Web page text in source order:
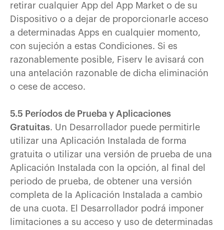
retirar cualquier App del App Market o de su
Dispositivo o a dejar de proporcionarle acceso
a determinadas Apps en cualquier momento,
con sujeción a estas Condiciones. Si es
razonablemente posible, Fiserv le avisará con
una antelación razonable de dicha eliminación
o cese de acceso.
5.5 Períodos de Prueba y Aplicaciones
Gratuitas. Un Desarrollador puede permitirle
utilizar una Aplicación Instalada de forma
gratuita o utilizar una versión de prueba de una
Aplicación Instalada con la opción, al final del
periodo de prueba, de obtener una versión
completa de la Aplicación Instalada a cambio
de una cuota. El Desarrollador podrá imponer
limitaciones a su acceso y uso de determinadas